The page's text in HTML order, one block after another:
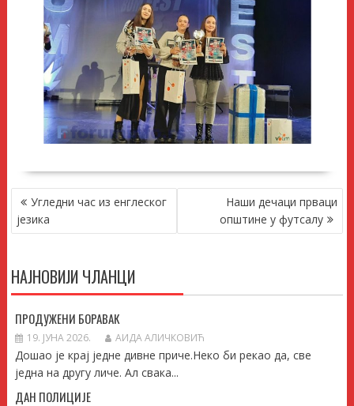
КРЕТАЊЕ
ЧЛАНКА
Угледни час из енглеског
језика
Наши дечаци прваци
општине у футсалу
НАЈНОВИЈИ ЧЛАНЦИ
ПРОДУЖЕНИ БОРАВАК
19. ЈУНА 2026. АИДА АЛИЧКОВИЋ
Дошао је крај једне дивне приче.Неко би рекао да, све
једна на другу личе. Ал свака...
ДАН ПОЛИЦИЈЕ